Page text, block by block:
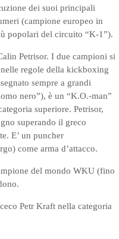
dei suoi principali
(campione europeo in
popolari del circuito “K-1”).
Petrisor. I due campioni si
regole della kickboxing
sempre a grandi
nero”), è un “K.O.-man”
superiore. Petrisor,
superando il greco
E’ un puncher
come arma d’attacco.
del mondo WKU (fino
Petr Kraft nella categoria